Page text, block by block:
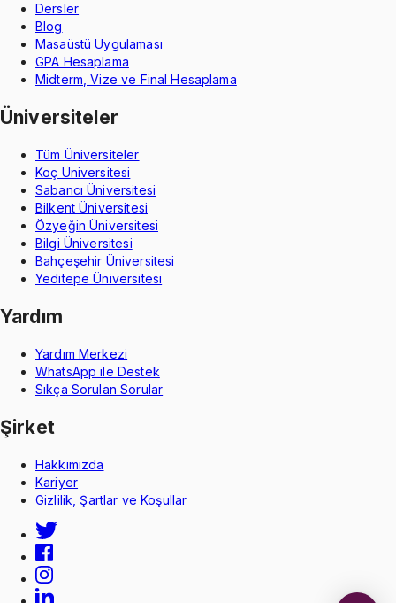
Dersler
Blog
Masaüstü Uygulaması
GPA Hesaplama
Midterm, Vize ve Final Hesaplama
Üniversiteler
Tüm Üniversiteler
Koç Üniversitesi
Sabancı Üniversitesi
Bilkent Üniversitesi
Özyeğin Üniversitesi
Bilgi Üniversitesi
Bahçeşehir Üniversitesi
Yeditepe Üniversitesi
Yardım
Yardım Merkezi
WhatsApp ile Destek
Sıkça Sorulan Sorular
Şirket
Hakkımızda
Kariyer
Gizlilik, Şartlar ve Koşullar